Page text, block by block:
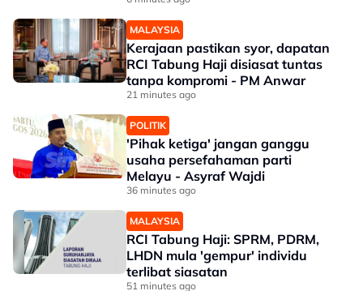
MALAYSIA
Kerajaan pastikan syor, dapatan
RCI Tabung Haji disiasat tuntas
tanpa kompromi - PM Anwar
21 minutes ago
POLITIK
'Pihak ketiga' jangan ganggu
usaha persefahaman parti
Melayu - Asyraf Wajdi
36 minutes ago
MALAYSIA
RCI Tabung Haji: SPRM, PDRM,
LHDN mula 'gempur' individu
terlibat siasatan
51 minutes ago